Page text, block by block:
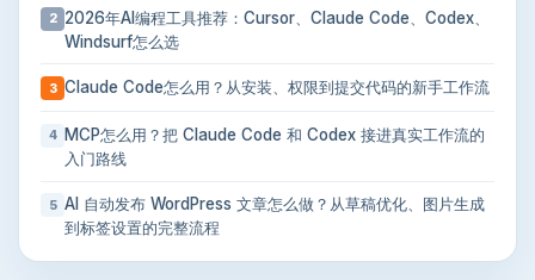
2 2026年AI编程工具推荐：Cursor、Claude Code、Codex、
Windsurf怎么选
3 Claude Code怎么用？从安装、权限到提交代码的新手工作流
4
MCP怎么用？把 Claude Code 和 Codex 接进真实工作流的
入门路线
5 AI 自动发布 WordPress 文章怎么做？从草稿优化、图片生成
到标签设置的完整流程